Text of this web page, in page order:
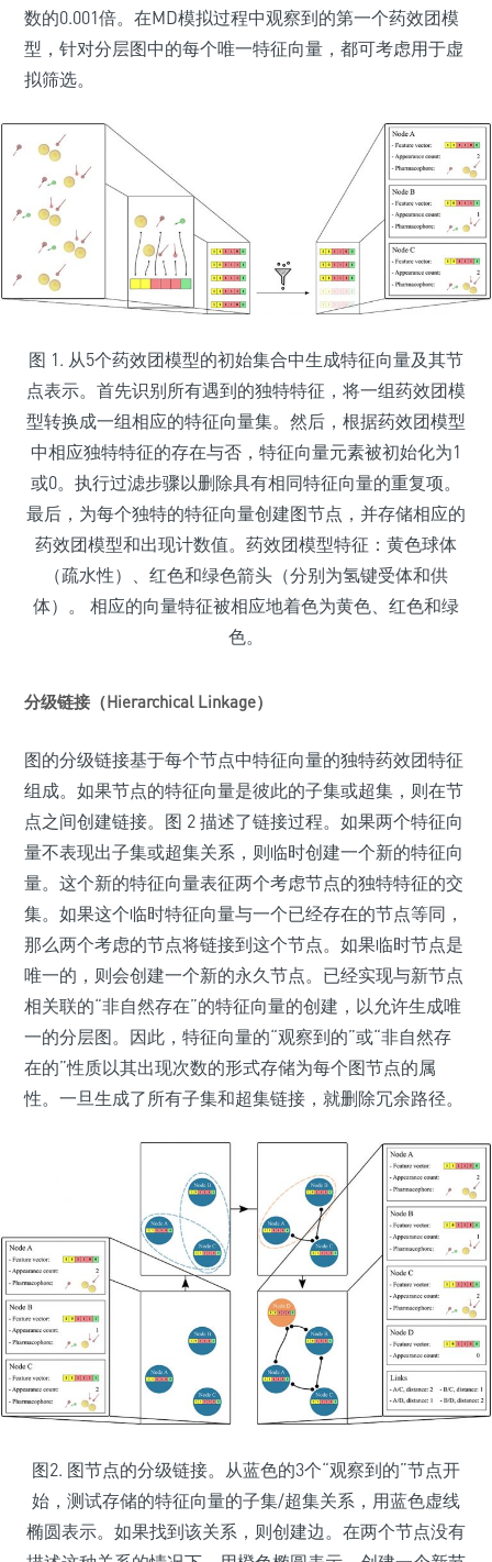
数的0.001倍。在MD模拟过程中观察到的第一个药效团模
型，针对分层图中的每个唯一特征向量，都可考虑用于虚
拟筛选。
图 1. 从5个药效团模型的初始集合中生成特征向量及其节
点表示。首先识别所有遇到的独特特征，将一组药效团模
型转换成一组相应的特征向量集。然后，根据药效团模型
中相应独特特征的存在与否，特征向量元素被初始化为1
或0。执行过滤步骤以删除具有相同特征向量的重复项。
最后，为每个独特的特征向量创建图节点，并存储相应的
药效团模型和出现计数值。药效团模型特征：黄色球体
（疏水性）、红色和绿色箭头（分别为氢键受体和供
体）。 相应的向量特征被相应地着色为黄色、红色和绿
色。
分级链接（Hierarchical Linkage）
图的分级链接基于每个节点中特征向量的独特药效团特征
组成。如果节点的特征向量是彼此的子集或超集，则在节
点之间创建链接。图 2 描述了链接过程。如果两个特征向
量不表现出子集或超集关系，则临时创建一个新的特征向
量。这个新的特征向量表征两个考虑节点的独特特征的交
集。如果这个临时特征向量与一个已经存在的节点等同，
那么两个考虑的节点将链接到这个节点。如果临时节点是
唯一的，则会创建一个新的永久节点。已经实现与新节点
相关联的“非自然存在”的特征向量的创建，以允许生成唯
一的分层图。因此，特征向量的“观察到的”或“非自然存
在的”性质以其出现次数的形式存储为每个图节点的属
性。一旦生成了所有子集和超集链接，就删除冗余路径。
图2. 图节点的分级链接。从蓝色的3个“观察到的”节点开
始，测试存储的特征向量的子集/超集关系，用蓝色虚线
椭圆表示。如果找到该关系，则创建边。在两个节点没有